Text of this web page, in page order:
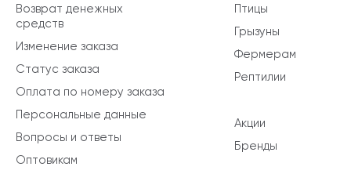
Птицы
Грызуны
Фермерам
Рептилии
Акции
Бренды
Возврат денежных
средств
Изменение заказа
Статус заказа
Оплата по номеру заказа
Персональные данные
Вопросы и ответы
Оптовикам